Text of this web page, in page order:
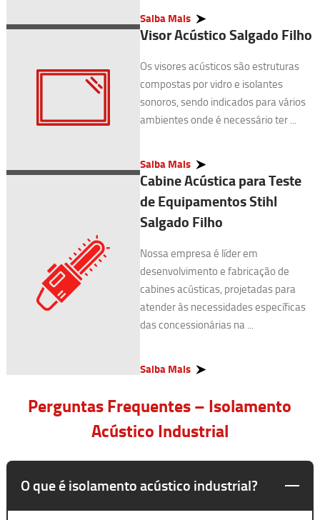
Saiba Mais
Visor Acústico Salgado Filho
Os visores acústicos são estruturas
compostas por vidro e isolantes
sonoros, sendo indicados para vários
ambientes onde é necessário ter ...
Saiba Mais
Cabine Acústica para Teste
de Equipamentos Stihl
Salgado Filho
Nossa empresa é líder em
desenvolvimento e fabricação de
cabines acústicas, projetadas para
atender às necessidades específicas
das concessionárias na ...
Saiba Mais
Perguntas Frequentes – Isolamento
Acústico Industrial
O que é isolamento acústico industrial?